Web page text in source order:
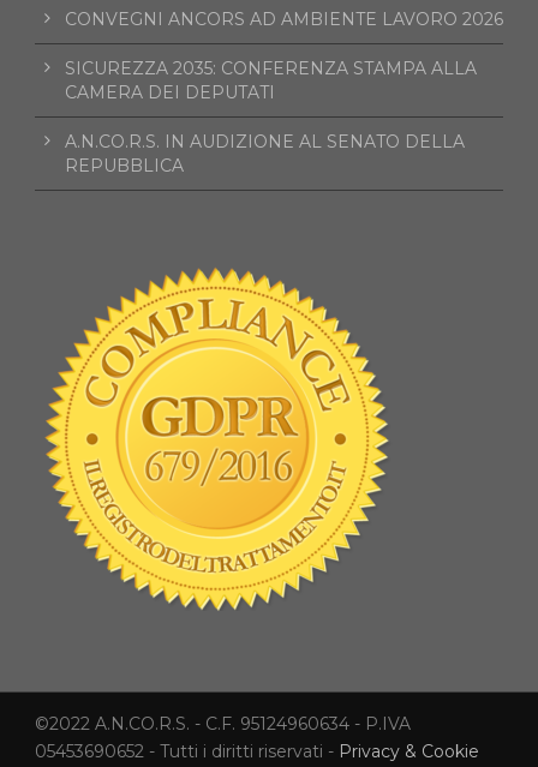
CONVEGNI ANCORS AD AMBIENTE LAVORO 2026
SICUREZZA 2035: CONFERENZA STAMPA ALLA
CAMERA DEI DEPUTATI
A.N.CO.R.S. IN AUDIZIONE AL SENATO DELLA
REPUBBLICA
©2022 A.N.CO.R.S. - C.F. 95124960634 - P.IVA
05453690652 - Tutti i diritti riservati - Privacy & Cookie